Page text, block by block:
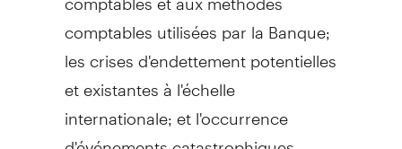
comptables utilisées par la Banque;
les crises d'endettement potentielles
et existantes à l'échelle
internationale; et l'occurrence
d'événements catastrophiques